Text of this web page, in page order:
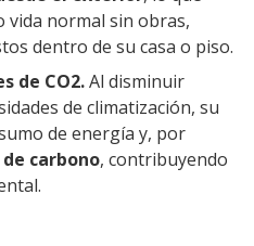
vida normal sin obras,
dentro de su casa o piso.
de CO2.Al disminuir
de climatización, su
de energía y, por
carbono, contribuyendo